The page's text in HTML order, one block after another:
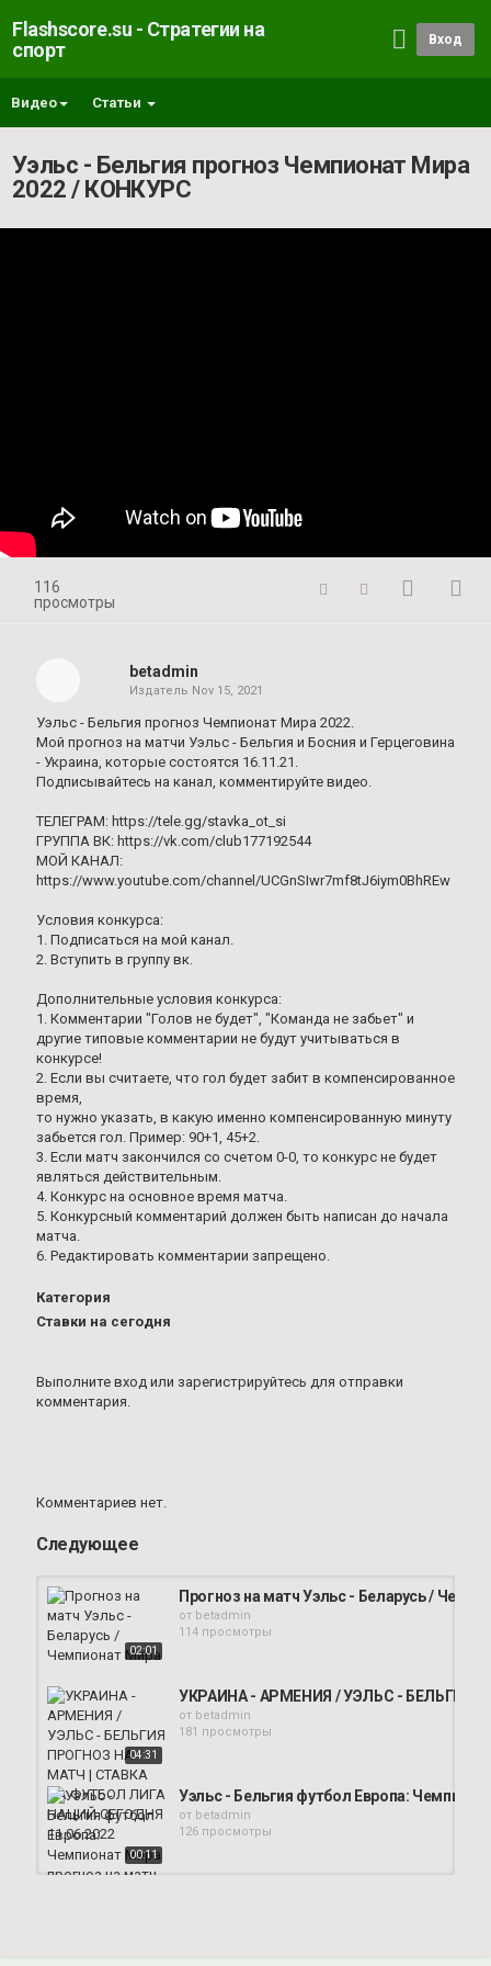
Flashscore.su - Стратегии на
спорт
Вход
Видео Статьи
Уэльс - Бельгия прогноз Чемпионат Мира
2022 / КОНКУРС
116
просмотры
betadmin
Издатель Nov 15, 2021
Уэльс - Бельгия прогноз Чемпионат Мира 2022.
Мой прогноз на матчи Уэльс - Бельгия и Босния и Герцеговина
- Украина, которые состоятся 16.11.21.
Подписывайтесь на канал, комментируйте видео.
ТЕЛЕГРАМ: https://tele.gg/stavka_ot_si
ГРУППА ВК: https://vk.com/club177192544
МОЙ КАНАЛ:
https://www.youtube.com/channel/UCGnSIwr7mf8tJ6iym0BhREw
Условия конкурса:
1. Подписаться на мой канал.
2. Вступить в группу вк.
Дополнительные условия конкурса:
1. Комментарии "Голов не будет", "Команда не забьет" и
другие типовые комментарии не будут учитываться в
конкурсе!
2. Если вы считаете, что гол будет забит в компенсированное
время,
то нужно указать, в какую именно компенсированную минуту
забьется гол. Пример: 90+1, 45+2.
3. Если матч закончился со счетом 0-0, то конкурс не будет
являться действительным.
4. Конкурс на основное время матча.
5. Конкурсный комментарий должен быть написан до начала
матча.
6. Редактировать комментарии запрещено.
Категория
Ставки на сегодня
Выполните вход или зарегистрируйтесь для отправки
комментария.
Комментариев нет.
Следующее
02:01
Прогноз на матч Уэльс - Беларусь /
от betadmin
114 просмотры
04:31
УКРАИНА - АРМЕНИЯ / УЭЛЬС - БЕЛЬГИЯ
от betadmin
181 просмотры
00:11
Уэльс - Бельгия футбол Европа:
от betadmin
126 просмотры